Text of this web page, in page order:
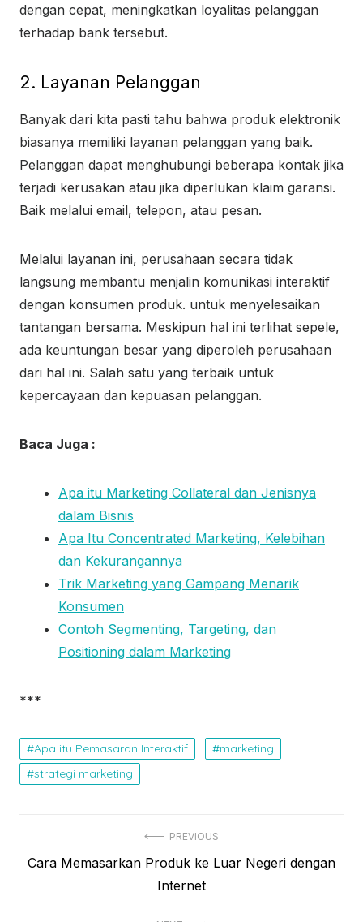
dengan cepat, meningkatkan loyalitas pelanggan
terhadap bank tersebut.
2. Layanan Pelanggan
Banyak dari kita pasti tahu bahwa produk elektronik
biasanya memiliki layanan pelanggan yang baik.
Pelanggan dapat menghubungi beberapa kontak jika
terjadi kerusakan atau jika diperlukan klaim garansi.
Baik melalui email, telepon, atau pesan.
Melalui layanan ini, perusahaan secara tidak
langsung membantu menjalin komunikasi interaktif
dengan konsumen produk. untuk menyelesaikan
tantangan bersama. Meskipun hal ini terlihat sepele,
ada keuntungan besar yang diperoleh perusahaan
dari hal ini. Salah satu yang terbaik untuk
kepercayaan dan kepuasan pelanggan.
Baca Juga :
Apa itu Marketing Collateral dan Jenisnya
dalam Bisnis
Apa Itu Concentrated Marketing, Kelebihan
dan Kekurangannya
Trik Marketing yang Gampang Menarik
Konsumen
Contoh Segmenting, Targeting, dan
Positioning dalam Marketing
***
Apa itu Pemasaran Interaktif
marketing
strategi marketing
a
PREVIOUS
P
Cara Memasarkan Produk ke Luar Negeri dengan
Internet